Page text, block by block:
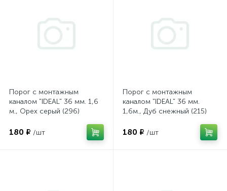
Порог с монтажным
каналом "IDEAL" 36 мм. 1,6
м., Орех серый (296)
180 ₽ /шт
Порог с монтажным
каналом "IDEAL" 36 мм.
1,6м., Дуб снежный (215)
180 ₽ /шт